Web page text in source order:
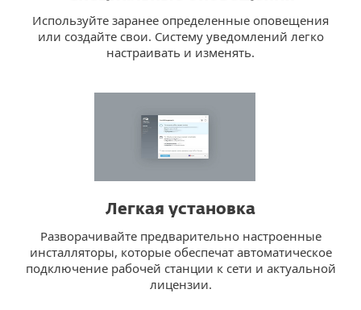
Используйте заранее определенные оповещения
или создайте свои. Систему уведомлений легко
настраивать и изменять.
Легкая установка
Разворачивайте предварительно настроенные
инсталляторы, которые обеспечат автоматическое
подключение рабочей станции к сети и актуальной
лицензии.